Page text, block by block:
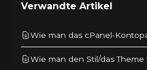
Verwandte Artikel
Wie man das cPanel-
Wie man den Stil/das